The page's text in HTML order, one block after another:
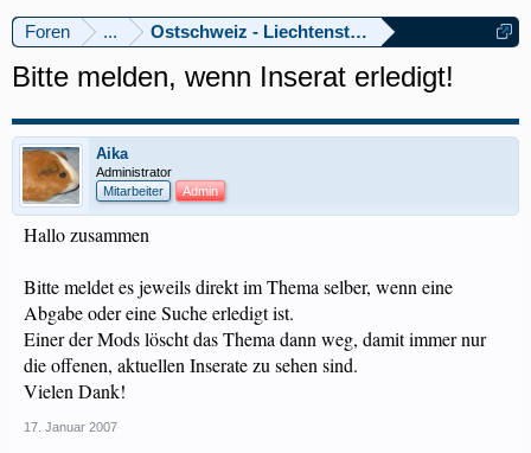
Foren ... Ostschweiz - Liechtenstein
Bitte melden, wenn Inserat erledigt!
Aika
Administrator
Mitarbeiter
Admin
Hallo zusammen
Bitte meldet es jeweils direkt im Thema selber, wenn eine
Abgabe oder eine Suche erledigt ist.
Einer der Mods löscht das Thema dann weg, damit immer nur
die offenen, aktuellen Inserate zu sehen sind.
Vielen Dank!
17. Januar 2007